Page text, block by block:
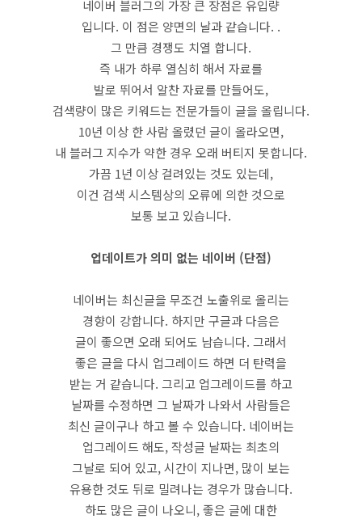
네이버 블러그의 가장 큰 장점은 유입량
입니다. 이 점은 양면의 날과 같습니다. .
그 만큼 경쟁도 치열 합니다.
즉 내가 하루 열심히 해서 자료를
발로 뛰어서 알찬 자료를 만들어도,
검색량이 많은 키워드는 전문가들이 글을 올립니다.
10년 이상 한 사람 올렸던 글이 올라오면,
내 블러그 지수가 약한 경우 오래 버티지 못합니다.
가끔 1년 이상 걸려있는 것도 있는데,
이건 검색 시스템상의 오류에 의한 것으로
보통 보고 있습니다.
업데이트가 의미 없는 네이버 (단점)
네이버는 최신글을 무조건 노출위로 올리는
경향이 강합니다. 하지만 구글과 다음은
글이 좋으면 오래 되어도 남습니다. 그래서
좋은 글을 다시 업그레이드 하면 더 탄력을
받는 거 같습니다. 그리고 업그레이드를 하고
날짜를 수정하면 그 날짜가 나와서 사람들은
최신 글이구나 하고 볼 수 있습니다. 네이버는
업그레이드 해도, 작성글 날짜는 최초의
그날로 되어 있고, 시간이 지나면, 많이 보는
유용한 것도 뒤로 밀려나는 경우가 많습니다.
하도 많은 글이 나오니, 좋은 글에 대한